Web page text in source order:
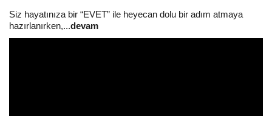
Siz hayatınıza bir “EVET” ile heyecan dolu bir adım atmaya
hazırlanırken,...devam